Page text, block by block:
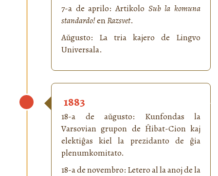
7-a de aprilo: Artikolo Sub la komuna
standardo!enRazsvet.
Aŭgusto: La tria kajero de Lingvo
Universala.
1883
18-a de aŭgusto: Kunfondas la
Varsovian grupon de Ĥibat-Cion kaj
elektiĝas kiel la prezidanto de ĝia
plenumkomitato.
18-a de novembro: Letero al la anoj de la